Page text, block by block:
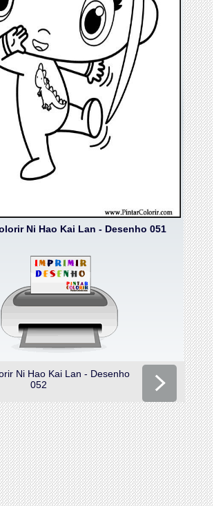
Ni Hao Kai Lan - Desenho 051
Ni Hao Kai Lan - Desenho
052